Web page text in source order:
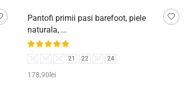
Pantofi primii pasi barefoot, piele
naturala, ...
18 19 20 21 22 23 24
178,90 lei